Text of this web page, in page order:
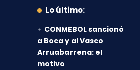
Lo último:
CONMEBOL sancionó
a Boca y al Vasco
Arruabarrena: el
motivo